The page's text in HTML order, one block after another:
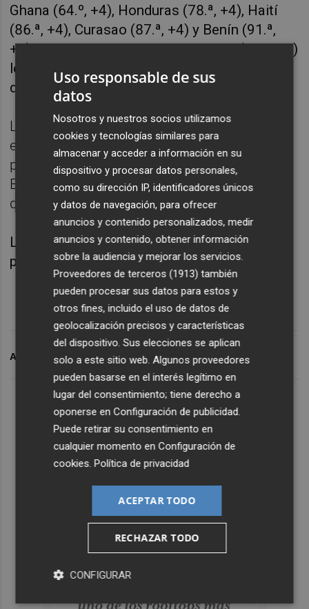
Ghana (64.º, +4), Honduras (78.ª, +4), Haití
(86.ª, +4), Curasao (87.ª, +4) y Benín (91.ª,
+6), aunque la selección de Namibia (97.ª, +9)
logra un progreso aún mayor con una subida
de nueve plazas.
La selección que más puntos ha registrado
es Liberia con +37.47 puntos, que sube diez
puestos y la que más ha bajado Guinea
Ecuatorial, con -47.53 puntos, que pierde
diez posiciones.
La próxima Clasificación Mundial FIFA se
publicará el 18 de julio 2024.
ARCHIVADO EN IFA
Uso responsable de sus
datos
Nosotros y nuestros socios utilizamos
cookies y tecnologías similares para
almacenar y acceder a información en su
dispositivo y procesar datos personales,
como su dirección IP, identificadores únicos
y datos de navegación, para ofrecer
anuncios y contenido personalizados, medir
anuncios y contenido, obtener información
sobre la audiencia y mejorar los servicios.
Proveedores de terceros (1913) también
pueden procesar sus datos para estos y
otros fines, incluido el uso de datos de
geolocalización precisos y características
del dispositivo. Sus elecciones se aplican
solo a este sitio web. Algunos proveedores
pueden basarse en el interés legítimo en
lugar del consentimiento; tiene derecho a
oponerse enConfiguración de publicidad.
Puede retirar su consentimiento en
cualquier momento enConfiguración de
cookies.Política de privacidad
ACEPTAR TODO
RECHAZAR TODO
CONFIGURAR